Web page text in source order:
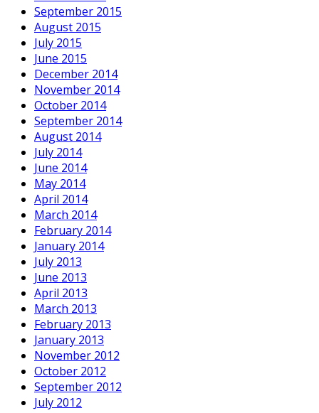
September 2015
August 2015
July 2015
June 2015
December 2014
November 2014
October 2014
September 2014
August 2014
July 2014
June 2014
May 2014
April 2014
March 2014
February 2014
January 2014
July 2013
June 2013
April 2013
March 2013
February 2013
January 2013
November 2012
October 2012
September 2012
July 2012